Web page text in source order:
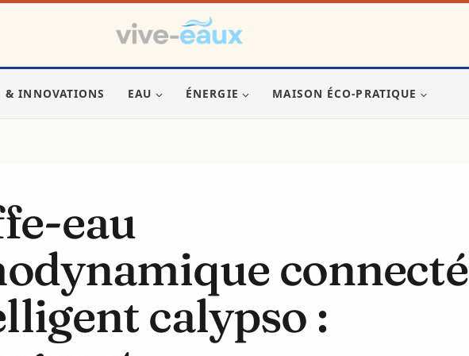
& INNOVATIONS EAU ÉNERGIE MAISON ÉCO-PRATIQUE
eau
connecté
calypso :